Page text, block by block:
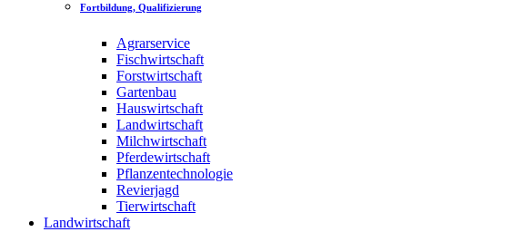
Fortbildung, Qualifizierung
Agrarservice
Fischwirtschaft
Forstwirtschaft
Gartenbau
Hauswirtschaft
Landwirtschaft
Milchwirtschaft
Pferdewirtschaft
Pflanzentechnologie
Revierjagd
Tierwirtschaft
Landwirtschaft